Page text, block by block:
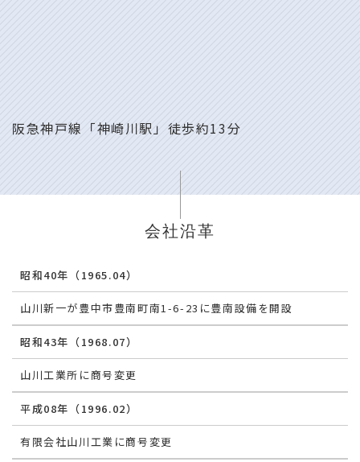
阪急神戸線「神崎川駅」徒歩約13分
会社沿革
昭和40年（1965.04）
山川新一が豊中市豊南町南1-6-23に豊南設備を開設
昭和43年（1968.07）
山川工業所に商号変更
平成08年（1996.02）
有限会社山川工業に商号変更